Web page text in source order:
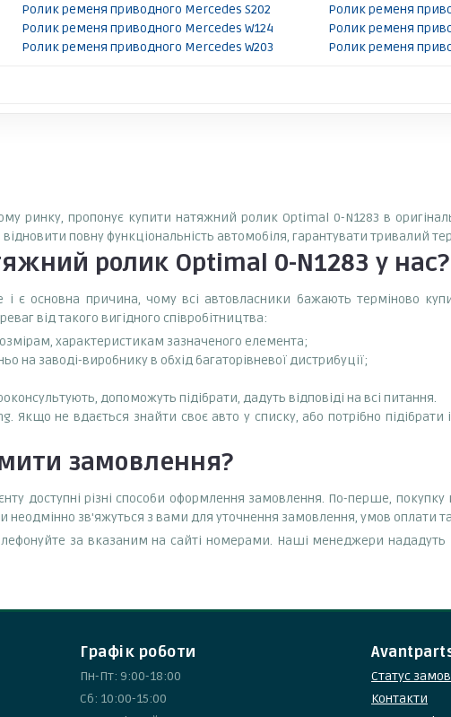
Ролик ременя приводного Mercedes S202
Ролик ременя
Ролик ременя приводного Mercedes W124
Ролик ременя
Ролик ременя приводного Mercedes W203 Ролик ременя
ринку, пропонує купити натяжний ролик Optimal 0-N1283 в
повну функціональність автомобіля, гарантувати тривалий
ролик Optimal 0-N1283 у нас?
є основна причина, чому всі автовласники бажають терміново
від такого вигідного співробітництва:
характеристикам зазначеного елемента;
на заводі-виробнику в обхід багаторівневої дистрибуції;
допоможуть підібрати, дадуть відповіді на всі питання.
не вдається знайти своє авто у списку, або потрібно
замовлення?
доступні різні способи оформлення замовлення. По-перше,
зв'яжуться з вами для уточнення замовлення, умов оплати
за вказаним на сайті номерами. Наші менеджери нададуть
Графік роботи
Пн-Пт: 9:00-18:00
Сб: 10:00-15:00
Статус
Контакти